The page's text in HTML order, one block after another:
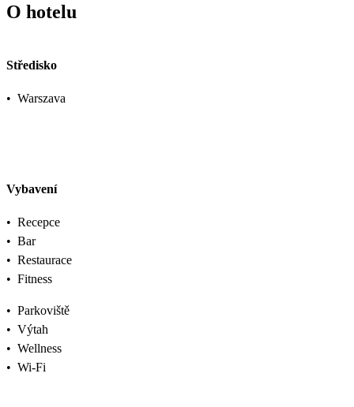
O hotelu
Středisko
• Warszava
Vybavení
• Recepce
• Bar
• Restaurace
• Fitness
• Parkoviště
• Výtah
• Wellness
• Wi-Fi